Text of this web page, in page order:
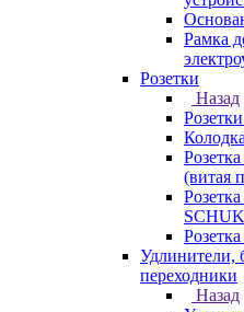
Рамка
Розетки
Назад
Розетки
(витая
Удлинители,
переходники
Назад